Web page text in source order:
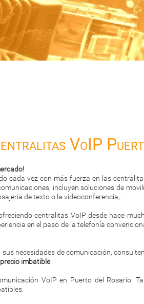
VoIP
cada vez con más fuerza en las
incluyen soluciones de
de texto o la videoconferencia, ...
centralitas VoIP desde hace
en el paso de la telefonía
necesidades de comunicación,
imbatible.
VoIP en Puerto del Rosario.